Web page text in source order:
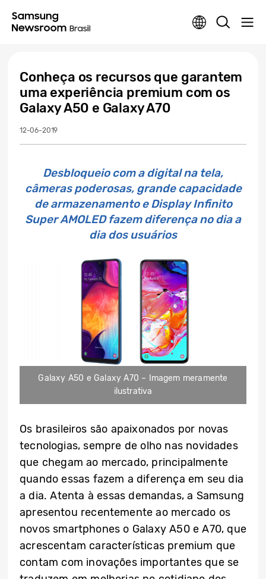
Conheça os recursos que garantem
uma experiência premium com os
Galaxy A50 e Galaxy A70
12-06-2019
Desbloqueio com a digital na tela,
câmeras poderosas, grande capacidade
de armazenamento e Display Infinito
Super AMOLED fazem diferença no dia a
dia dos usuários
Galaxy A50 e Galaxy A70 – Imagem meramente
ilustrativa
Os brasileiros são apaixonados por novas
tecnologias, sempre de olho nas novidades
que chegam ao mercado, principalmente
quando essas fazem a diferença em seu dia
a dia. Atenta à essas demandas, a Samsung
apresentou recentemente ao mercado os
novos smartphones o Galaxy A50 e A70, que
acrescentam características premium que
contam com inovações importantes que se